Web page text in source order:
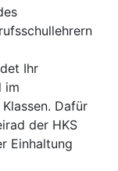
Ihr
im
Dafür
der HKS
Einhaltung